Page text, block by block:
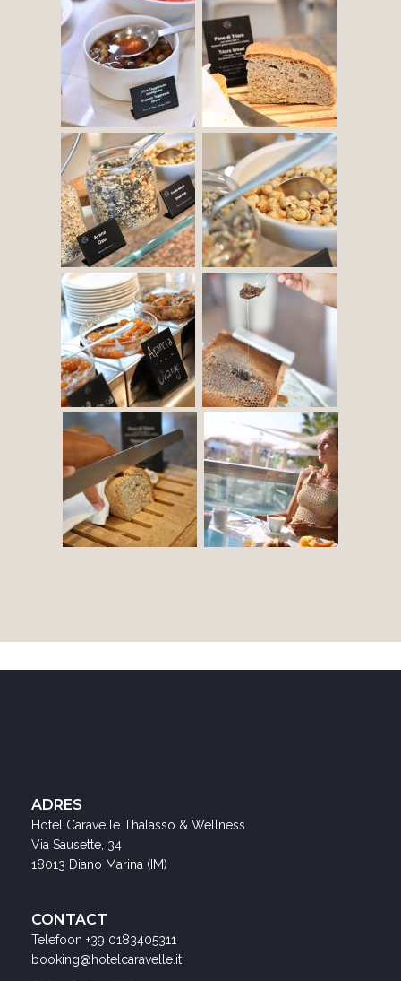
ADRES
Hotel Caravelle Thalasso & Wellness
Via Sausette, 34
18013 Diano Marina (IM)
CONTACT
Telefoon +39 0183405311
booking@hotelcaravelle.it